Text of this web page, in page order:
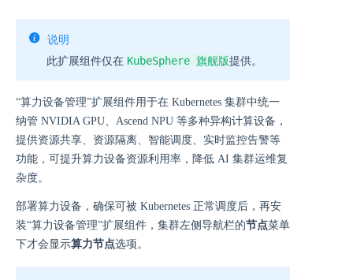
说明
此扩展组件仅在 KubeSphere 旗舰版提供。
“算力设备管理”扩展组件用于在 Kubernetes 集群中统一
纳管 NVIDIA GPU、Ascend NPU 等多种异构计算设备，
提供资源共享、资源隔离、智能调度、实时监控告警等
功能，可提升算力设备资源利用率，降低 AI 集群运维复
杂度。
部署算力设备，确保可被 Kubernetes 正常调度后，再安
装“算力设备管理”扩展组件，集群左侧导航栏的节点菜单
下才会显示算力节点选项。